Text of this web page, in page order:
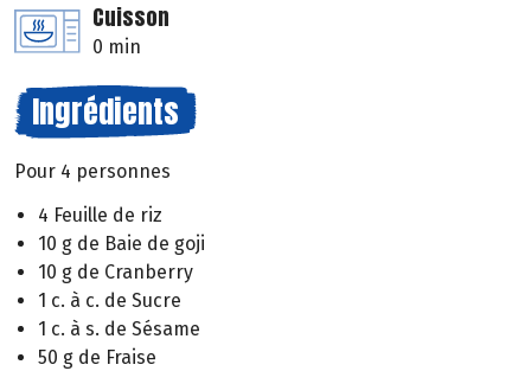
Cuisson
0 min
Ingrédients
Pour 4 personnes
4 Feuille de riz
10 g de Baie de goji
10 g de Cranberry
1 c. à c. de Sucre
1 c. à s. de Sésame
50 g de Fraise